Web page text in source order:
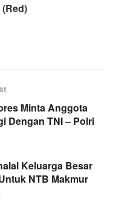
(Red)
Minta Anggota
Dengan TNI – Polri
Keluarga Besar
NTB Makmur